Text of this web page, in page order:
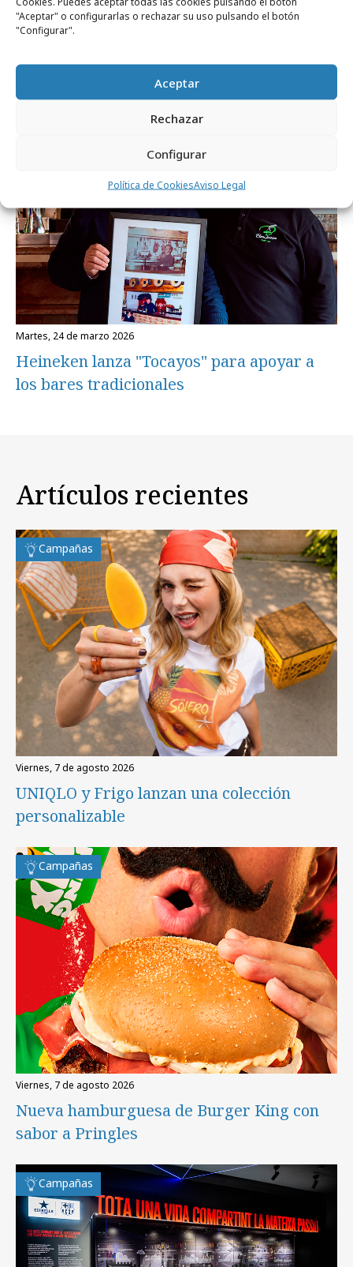
"Aceptar" o configurarlas o rechazar su uso pulsando el botón
"Configurar".
Aceptar
Rechazar
Configurar
Política de CookiesAviso Legal
Desperados toma las calles de Madrid
martes, 24 de marzo 2026
Heineken lanza "Tocayos" para apoyar a
los bares tradicionales
Artículos recientes
Campañas
viernes, 7 de agosto 2026
UNIQLO y Frigo lanzan una colección
personalizable
Campañas
viernes, 7 de agosto 2026
Nueva hamburguesa de Burger King con
sabor a Pringles
Campañas